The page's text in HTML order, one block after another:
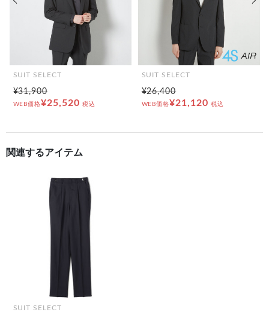
SUIT SELECT
¥31,900
WEB価格¥25,520 税込
SUIT SELECT
¥26,400
WEB価格¥21,120 税込
関連するアイテム
SUIT SELECT